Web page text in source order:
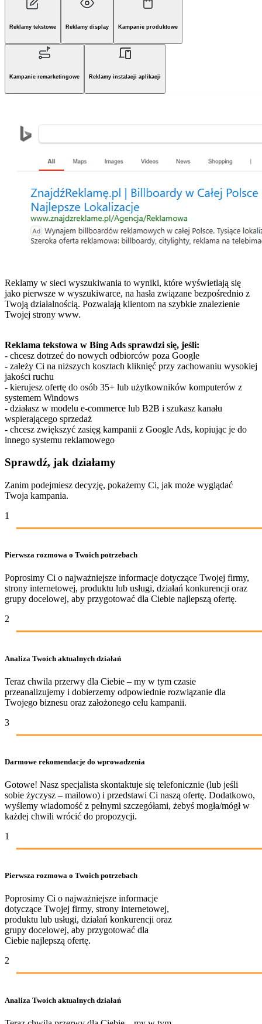
Reklamy tekstowe Reklamy display Kampanie produktowe
Kampanie remarketingowe Reklamy instalacji aplikacji
Reklamy w sieci wyszukiwania to wyniki, które wyświetlają się
jako pierwsze w wyszukiwarce, na hasła związane bezpośrednio z
Twoją działalnością. Pozwalają klientom na szybkie znalezienie
Twojej strony www.
Reklama tekstowa w Bing Ads sprawdzi się, jeśli:
- chcesz dotrzeć do nowych odbiorców poza Google
- zależy Ci na niższych kosztach kliknięć przy zachowaniu wysokiej
jakości ruchu
- kierujesz ofertę do osób 35+ lub użytkowników komputerów z
systemem Windows
- działasz w modelu e-commerce lub B2B i szukasz kanału
wspierającego sprzedaż
- chcesz zwiększyć zasięg kampanii z Google Ads, kopiując je do
innego systemu reklamowego
Sprawdź, jak działamy
Zanim podejmiesz decyzję, pokażemy Ci, jak może wyglądać
Twoja kampania.
1
Pierwsza rozmowa o Twoich potrzebach
Poprosimy Ci o najważniejsze informacje dotyczące Twojej firmy,
strony internetowej, produktu lub usługi, działań konkurencji oraz
grupy docelowej, aby przygotować dla Ciebie najlepszą ofertę.
2
Analiza Twoich aktualnych działań
Teraz chwila przerwy dla Ciebie – my w tym czasie
przeanalizujemy i dobierzemy odpowiednie rozwiązanie dla
Twojego biznesu oraz założonego celu kampanii.
3
Darmowe rekomendacje do wprowadzenia
Gotowe! Nasz specjalista skontaktuje się telefonicznie (lub jeśli
sobie życzysz – mailowo) i przedstawi Ci naszą ofertę. Dodatkowo,
wyślemy wiadomość z pełnymi szczegółami, żebyś mogła/mógł w
każdej chwili wrócić do propozycji.
1
Pierwsza rozmowa o Twoich potrzebach
Poprosimy Ci o najważniejsze informacje
dotyczące Twojej firmy, strony internetowej,
produktu lub usługi, działań konkurencji oraz
grupy docelowej, aby przygotować dla
Ciebie najlepszą ofertę.
2
Analiza Twoich aktualnych działań